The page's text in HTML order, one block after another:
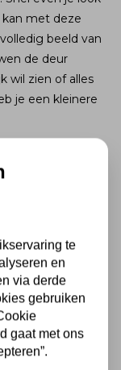
met deze
beeld van
de deur
wil zien of alles
je een kleinere
38x128 cm
te
en
via derde
gebruiken
gaat met ons